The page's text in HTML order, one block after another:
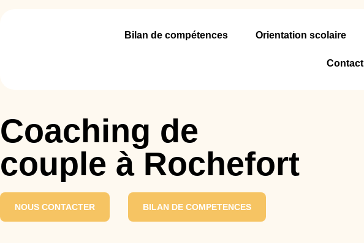
Bilan de compétences Orientation scolaire
Contact
Coaching de
couple à Rochefort
NOUS CONTACTER BILAN DE COMPETENCES